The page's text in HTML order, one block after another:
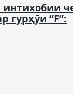
гурҳӯи “F”: